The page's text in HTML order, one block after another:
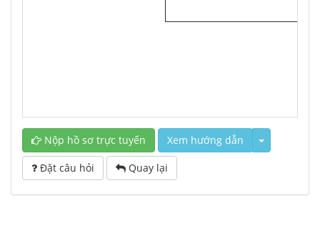
Nộp hồ sơ trực tuyến Xem hướng dẫn
Đặt câu hỏi Quay lại